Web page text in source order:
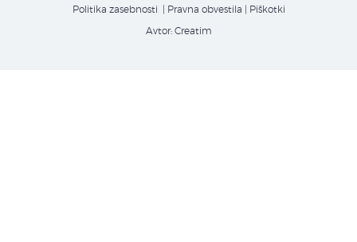
Politika zasebnosti | Pravna obvestila Piškotki
Avtor: Creatim